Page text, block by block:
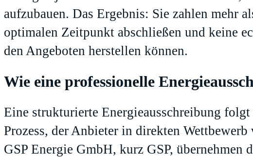
aufzubauen. Das Ergebnis: Sie zahlen mehr
optimalen Zeitpunkt abschließen und keine
den Angeboten herstellen können.
Wie eine professionelle
Eine strukturierte Energieausschreibung folgt
Prozess, der Anbieter in direkten
GSP Energie GmbH, kurz GSP, übernehmen